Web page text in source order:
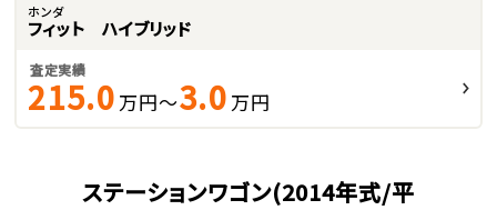
ホンダ
フィット ハイブリッド
査定実績
215.0 万円～3.0 万円
ステーションワゴン(2014年式/平